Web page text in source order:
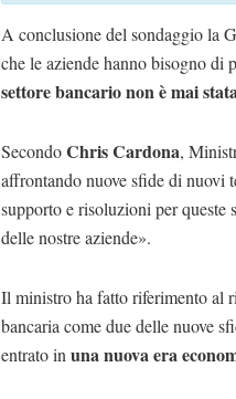
A conclusione del sondaggio la
che le aziende hanno bisogno
settore bancario non è mai
SecondoChris Cardona,
affrontando nuove sfide di nuovi
supporto e risoluzioni per queste
delle nostre aziende».
Il ministro ha fatto riferimento al
bancaria come due delle nuove
entrato in una nuova era